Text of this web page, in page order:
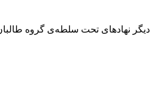
نهادهای تحت سلطه‌ی گروه